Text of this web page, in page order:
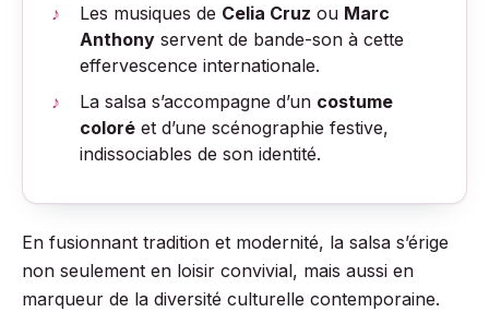
Les musiques de Celia Cruz ou Marc
Anthony servent de bande-son à cette
effervescence internationale.
La salsa s’accompagne d’un costume
coloré et d’une scénographie festive,
indissociables de son identité.
En fusionnant tradition et modernité, la salsa s’érige
non seulement en loisir convivial, mais aussi en
marqueur de la diversité culturelle contemporaine.